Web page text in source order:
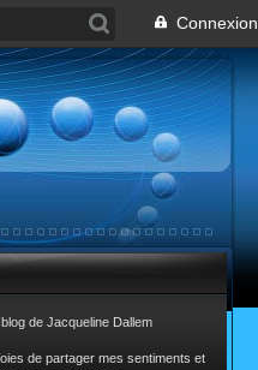
Connexion
de Jacqueline Dallem
de partager mes sentiments et